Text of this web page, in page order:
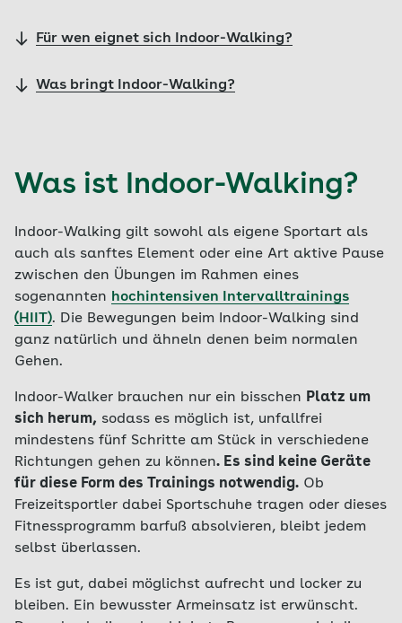
Für wen eignet sich Indoor-Walking?
Was bringt Indoor-Walking?
Was ist Indoor-Walking?
Indoor-Walking gilt sowohl als eigene Sportart als
auch als sanftes Element oder eine Art aktive Pause
zwischen den Übungen im Rahmen eines
sogenannten hochintensiven Intervalltrainings
(HIIT). Die Bewegungen beim Indoor-Walking sind
ganz natürlich und ähneln denen beim normalen
Gehen.
Indoor-Walker brauchen nur ein bisschen Platz um
sich herum, sodass es möglich ist, unfallfrei
mindestens fünf Schritte am Stück in verschiedene
Richtungen gehen zu können. Es sind keine Geräte
für diese Form des Trainings notwendig. Ob
Freizeitsportler dabei Sportschuhe tragen oder dieses
Fitnessprogramm barfuß absolvieren, bleibt jedem
selbst überlassen.
Es ist gut, dabei möglichst aufrecht und locker zu
bleiben. Ein bewusster Armeinsatz ist erwünscht.